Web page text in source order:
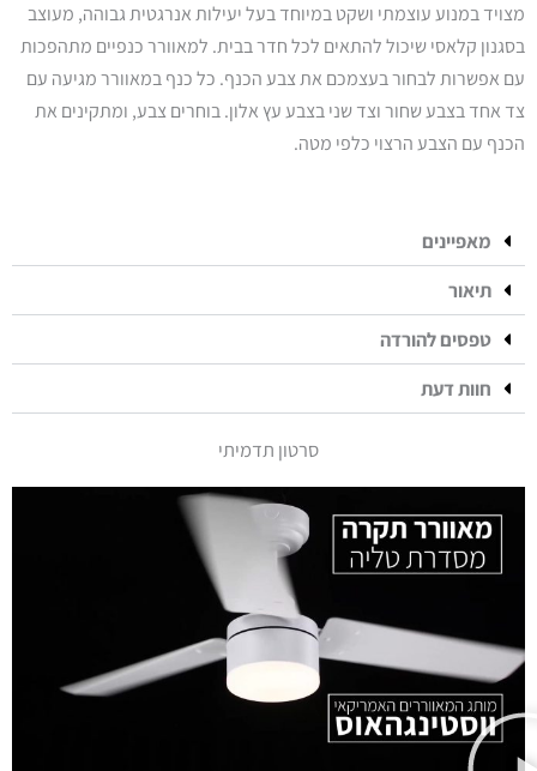
מצויד במנוע עוצמתי ושקט במיוחד בעל יעילות אנרגטית גבוהה, מעוצב
בסגנון קלאסי שיכול להתאים לכל חדר בבית. למאוורר כנפיים מתהפכות
עם אפשרות לבחור בעצמכם את צבע הכנף. כל כנף במאוורר מגיעה עם
צד אחד בצבע שחור וצד שני בצבע עץ אלון. בוחרים צבע, ומתקינים את
הכנף עם הצבע הרצוי כלפי מטה.
מאפיינים
תיאור
טפסים להורדה
חוות דעת
סרטון תדמיתי